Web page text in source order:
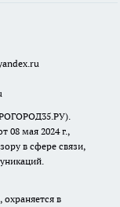
мая 2024 г.,
в сфере связи,
в